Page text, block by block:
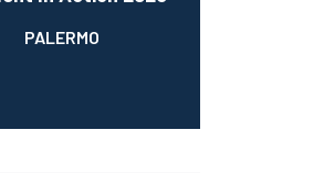
PALERMO